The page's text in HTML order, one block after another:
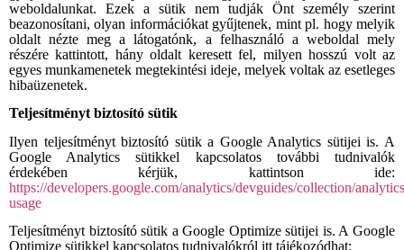
weboldalunkat. Ezek a sütik nem tudják Önt személy szerint
beazonosítani, olyan információkat gyűjtenek, mint pl. hogy melyik
oldalt nézte meg a látogatónk, a felhasználó a weboldal mely
részére kattintott, hány oldalt keresett fel, milyen hosszú volt az
egyes munkamenetek megtekintési ideje, melyek voltak az esetleges
hibaüzenetek.
Teljesítményt biztosító sütik
Ilyen teljesítményt biztosító sütik a Google Analytics sütijei is. A
Google Analytics sütikkel kapcsolatos további tudnivalók
érdekében kérjük, kattintson ide:
https://developers.google.com/analytics/devguides/collection/
usage
Teljesítményt biztosító sütik a Google Optimize sütijei is. A Google
Optimize sütikkel kapcsolatos tudnivalókról itt tájékozódhat: